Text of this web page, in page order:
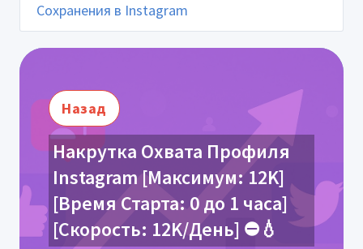
Сохранения в Instagram
Назад
Накрутка Охвата Профиля
Instagram [Максимум: 12K]
[Время Старта: 0 до 1 часа]
[Скорость: 12K/День] ⛔️💧